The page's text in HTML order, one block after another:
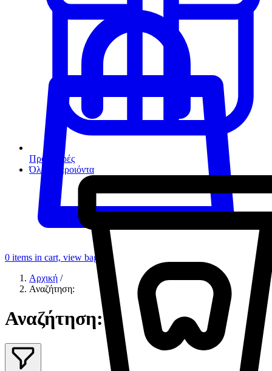
Προσφορές
Όλα τα προιόντα
0 items in cart, view bag
Αρχική /
Αναζήτηση:
Αναζήτηση: